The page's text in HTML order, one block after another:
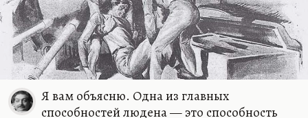
Я вам объясню. Одна из главных
способностей людена — это способность